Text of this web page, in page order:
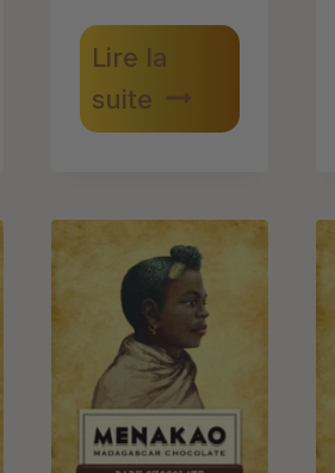
Lire la
suite